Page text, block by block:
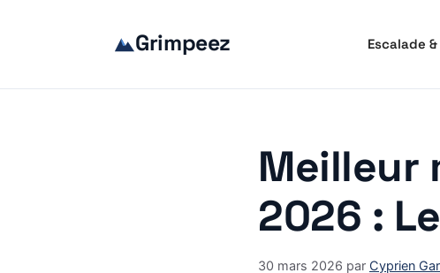
Grimpeez Escalade
Meilleur
2026 :
30 mars 2026 par Cyprien